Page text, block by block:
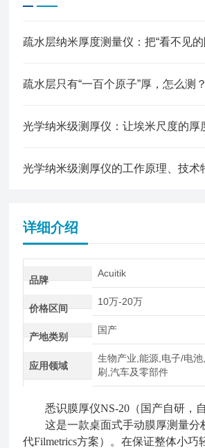
光学纳米级测厚仪的工作原理、技术
详细介绍
品牌
Acuitik
价格区间
10万-20万
产地类别
国产
应用领域
生物产业,能源,电子/电
刷,汽车及零部件
悉识膜厚仪NS-20（国产自研，自
这是一款桌面式手动膜厚测量分
代Filmetrics方案）。在保证整体小巧